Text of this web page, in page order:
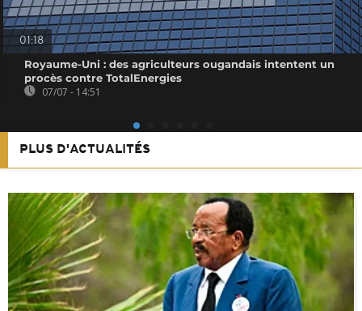
01:18
Royaume-Uni : des agriculteurs ougandais intentent un
procès contre TotalEnergies
07/07 - 14:51
PLUS D'ACTUALITÉS